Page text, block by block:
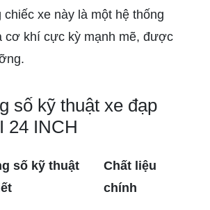
chiếc xe này là một hệ thống
cơ khí cực kỳ mạnh mẽ, được
số kỹ thuật xe đạp
24 INCH
số kỹ thuật
Chất liệu
chính